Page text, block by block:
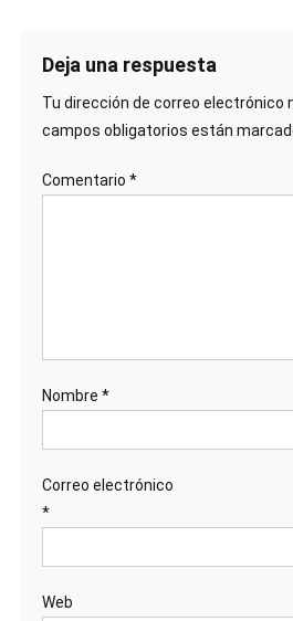
Deja una respuesta
Tu dirección de correo electrónico
campos obligatorios están
Comentario *
Nombre *
Correo electrónico
*
Web